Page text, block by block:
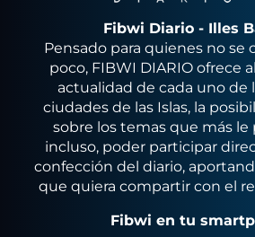
Fibwi Diario - Illes
Pensado para quienes no se
poco, FIBWI DIARIO ofrece
actualidad de cada uno de
ciudades de las Islas, la
sobre los temas que más le
incluso, poder participar
confección del diario,
que quiera compartir con el
Fibwi en tu